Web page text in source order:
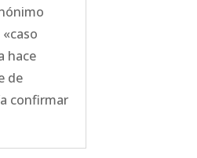
hace
de
confirmar